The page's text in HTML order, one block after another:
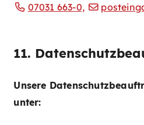
07031 663-0,
11.
Unsere
unter: